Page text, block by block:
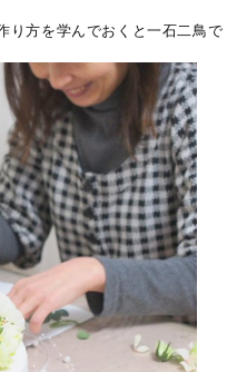
り方を学んでおくと一石二鳥で